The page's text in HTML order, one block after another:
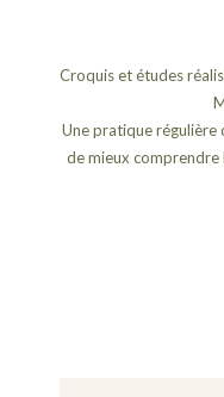
Croquis et études
Une pratique
de mieux comprendre